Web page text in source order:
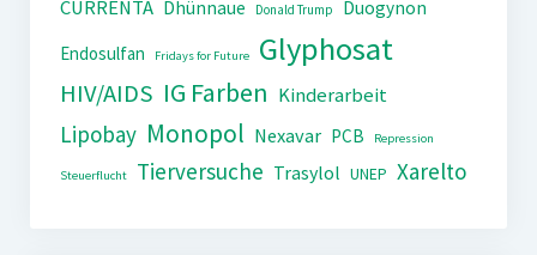
CURRENTA Dhünnaue Donald Trump
Duogynon
Endosulfan
Fridays for Future Glyphosat
HIV/AIDS IG Farben Kinderarbeit
Lipobay Monopol Nexavar PCB Repression
Steuerflucht Tierversuche Trasylol UNEP Xarelto